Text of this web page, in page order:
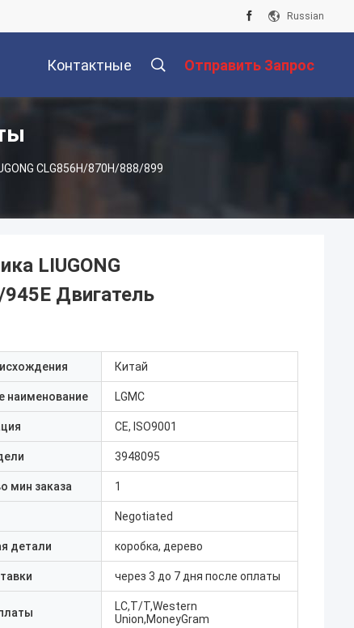
Russian
Контактные Отправить Запрос
CLG856H/870H/888/899
LIUGONG
Двигатель
Китай
наименование LGMC
CE, ISO9001
3948095
мин заказа 1
Negotiated
детали коробка, дерево
через 3 до 7 дня после оплаты
LC,T/T,Western
Union,MoneyGram